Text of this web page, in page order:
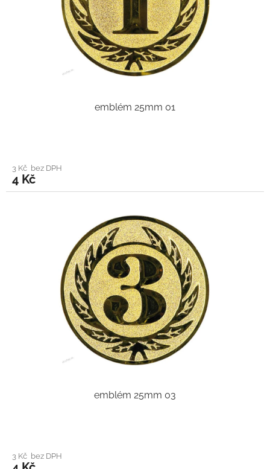
emblém 25mm 01
3 Kč bez DPH
4 Kč
emblém 25mm 03
3 Kč bez DPH